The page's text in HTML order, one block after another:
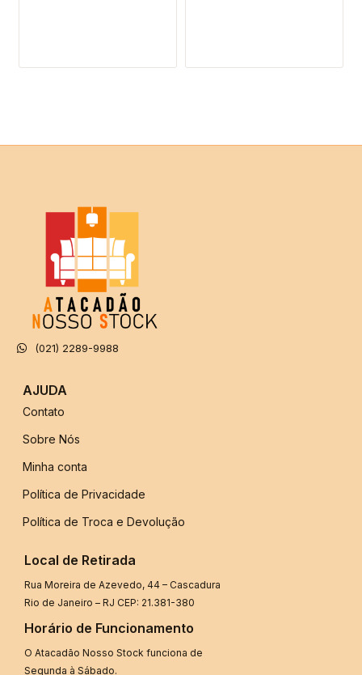
(021) 2289-9988
AJUDA
Contato
Sobre Nós
Minha conta
Política de Privacidade
Política de Troca e Devolução
Local de Retirada
Rua Moreira de Azevedo, 44 – Cascadura
Rio de Janeiro – RJ CEP: 21.381-380
Horário de Funcionamento
O Atacadão Nosso Stock funciona de
Segunda à Sábado.